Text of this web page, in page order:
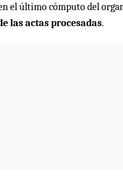
el último cómputo del
las actas procesadas.